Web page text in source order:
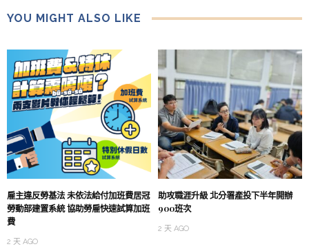
YOU MIGHT ALSO LIKE
雇主違反勞基法 未依法給付加班費居冠
勞動部建置系統 協助勞雇快速試算加班
費
2 天 AGO
助攻職涯升級 北分署產投下半年開辦
900班次
2 天 AGO